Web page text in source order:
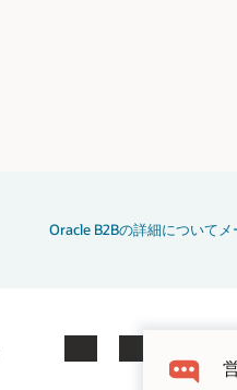
Oracle B2Bの詳細について
Facebook
X LinkedIn